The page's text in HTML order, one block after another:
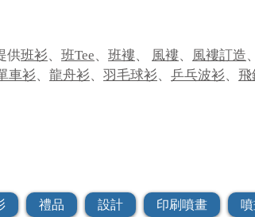
供班衫、 班Tee、 班褸、 風褸、 風褸訂造、
車衫、 龍舟衫、 羽毛球衫、 乒乓波衫、 飛
禮品 設計 印刷噴畫